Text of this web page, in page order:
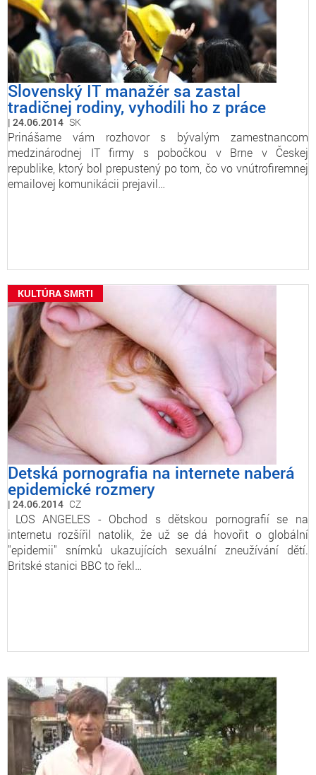
Slovenský IT manažér sa zastal
tradičnej rodiny, vyhodili ho z práce
24.06.2014 SK
Prinášame vám rozhovor s bývalým zamestnancom
medzinárodnej IT firmy s pobočkou v Brne v Českej
republike, ktorý bol prepustený po tom, čo vo vnútrofiremnej
emailovej komunikácii prejavil…
KULTÚRA SMRTI
Detská pornografia na internete naberá
epidemické rozmery
24.06.2014 CZ
LOS ANGELES - Obchod s dětskou pornografií se na
internetu rozšířil natolik, že už se dá hovořit o globální
"epidemii" snímků ukazujících sexuální zneužívání dětí.
Britské stanici BBC to řekl…